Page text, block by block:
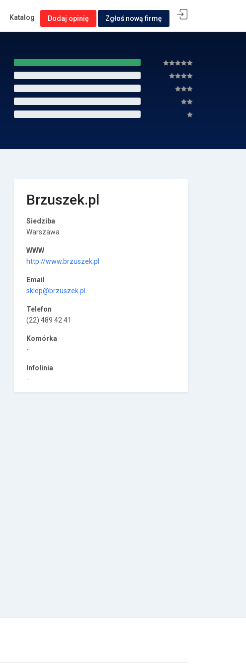
Brzuszek.pl
Siedziba
Warszawa
WWW
http://www.brzuszek.pl
Email
sklep@brzuszek.pl
Telefon
(22) 489 42 41
Komórka
-
Infolinia
-
Katalog Dodaj opinię Zgłoś nową firmę